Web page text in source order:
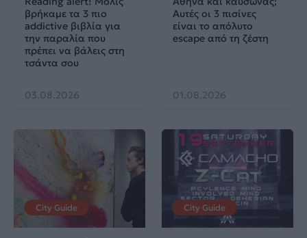
βρήκαμε τα 3 πιο
addictive βιβλία για
την παραλία που
πρέπει να βάλεις στη
τσάντα σου
03.08.2026
Αυτές οι 3 πισίνες
είναι το απόλυτο
escape από τη ζέστη
01.08.2026
City Guide City Guide